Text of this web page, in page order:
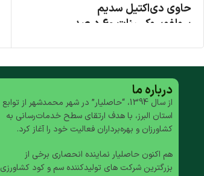
حاوی دی‌اکتیل سدیم
سولفوسوکسینات 60 درصد
کاهش کشش سطحی آب
افزایش جذب و کارایی کود و سموم
بطری 250 سی سیدرباره ما
از سال 1394، “حاصلیار” در شهر محمدشهر از توابع
استان البرز، با هدف ارتقای سطح خدمات‌رسانی به
کشاورزان و بهره‌برداران فعالیت خود را آغاز کرد.
هم اکنون حاصلیار نماینده انحصاری برخی از
بزرگترین شرکت های تولیدکننده سم و کود کشاورزی